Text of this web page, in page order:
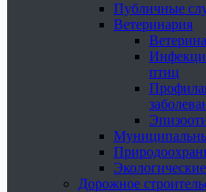
Публичные
Ветеринария
птиц
Дорожное